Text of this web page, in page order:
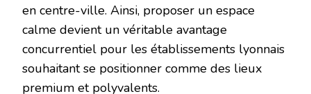
en centre-ville. Ainsi, proposer un espace
calme devient un véritable avantage
concurrentiel pour les établissements lyonnais
souhaitant se positionner comme des lieux
premium et polyvalents.